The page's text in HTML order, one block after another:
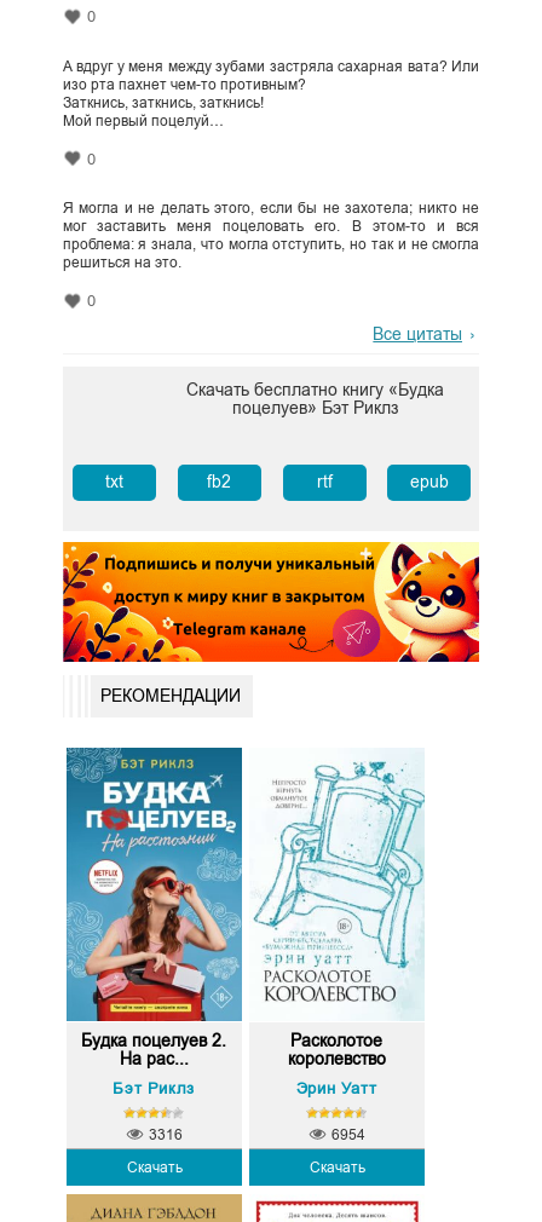
0
А вдруг у меня между зубами застряла сахарная вата? Или
изо рта пахнет чем-то противным?
Заткнись, заткнись, заткнись!
Мой первый поцелуй…
0
Я могла и не делать этого, если бы не захотела; никто не
мог заставить меня поцеловать его. В этом-то и вся
проблема: я знала, что могла отступить, но так и не смогла
решиться на это.
0
Все цитаты
Скачать бесплатно книгу «Будка
поцелуев» Бэт Риклз
txt fb2 rtf epub
РЕКОМЕНДАЦИИ
Будка поцелуев 2.
На рас...
Бэт Риклз
Скачать
3316
Расколотое
королевство
Эрин Уатт
Скачать
6954